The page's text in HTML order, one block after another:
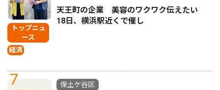
トップニュ
ース
経済
天王町の企業 美容のワクワク伝えたい
18日、横浜駅近くで催し
7
保土ケ谷区